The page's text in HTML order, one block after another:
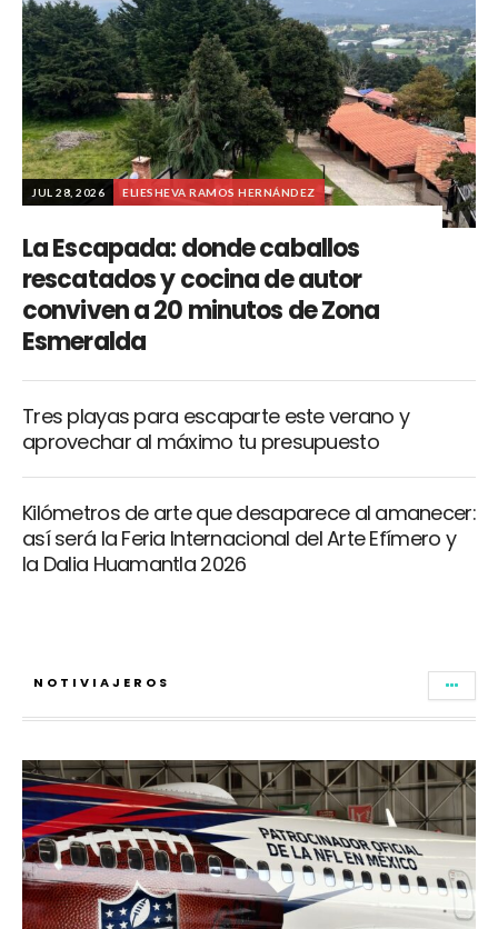
JUL 28, 2026 ELIESHEVA RAMOS HERNÁNDEZ
La Escapada: donde caballos
rescatados y cocina de autor
conviven a 20 minutos de Zona
Esmeralda
Tres playas para escaparte este verano y
aprovechar al máximo tu presupuesto
Kilómetros de arte que desaparece al amanecer:
así será la Feria Internacional del Arte Efímero y
la Dalia Huamantla 2026
NOTIVIAJEROS